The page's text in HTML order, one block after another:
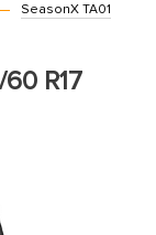
SeasonX TA01
R17